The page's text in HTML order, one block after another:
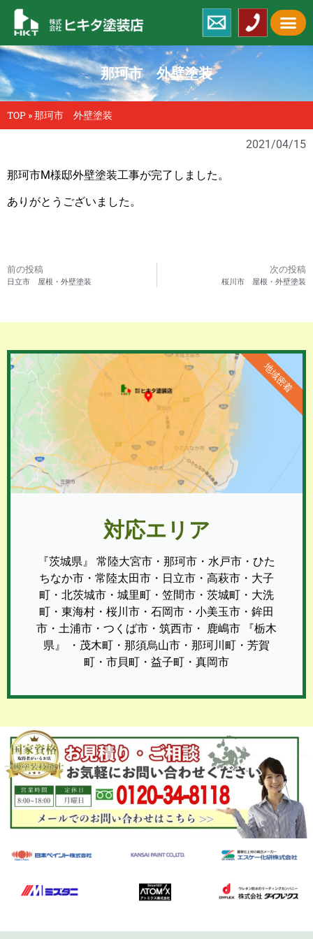
那珂市 外壁塗装
TOP »那珂市 外壁塗装
2021/04/15
那珂市M様邸外壁塗装工事が完了しました。
ありがとうございました。
前の投稿
日立市 屋根・外壁塗装
次の投稿
桜川市 屋根・外壁塗装
対応エリア
『茨城県』 常陸大宮市・那珂市・水戸市・ひた
ちなか市・常陸太田市・日立市・高萩市・大子
町・北茨城市・城里町・笠間市・茨城町・大洗
町・東海村・桜川市・石岡市・小美玉市・鉾田
市・土浦市・つくば市・筑西市・ 鹿嶋市 『栃木
県』 ・茂木町・那須烏山市・那珂川町・芳賀
町・市貝町・益子町・真岡市
地域密着